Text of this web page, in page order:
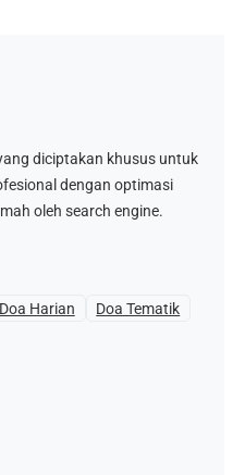
diciptakan khusus untuk
dengan optimasi
oleh search engine.
Doa Harian Doa Tematik